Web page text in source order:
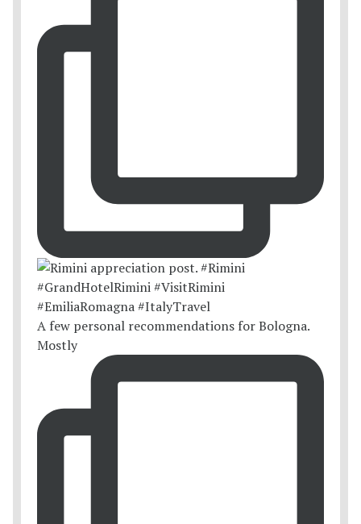
A few personal recommendations for Bologna.
Mostly